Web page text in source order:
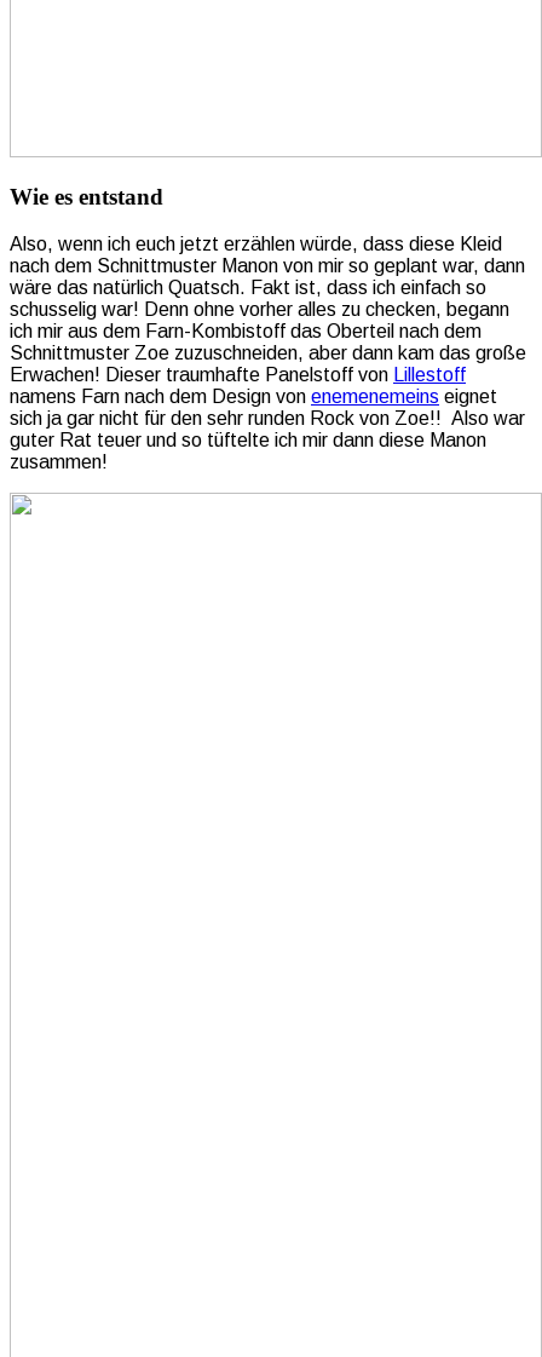
Wie es entstand
Also, wenn ich euch jetzt erzählen würde, dass diese Kleid
nach dem Schnittmuster Manon von mir so geplant war, dann
wäre das natürlich Quatsch. Fakt ist, dass ich einfach so
schusselig war! Denn ohne vorher alles zu checken, begann
ich mir aus dem Farn-Kombistoff das Oberteil nach dem
Schnittmuster Zoe zuzuschneiden, aber dann kam das große
Erwachen! Dieser traumhafte Panelstoff von Lillestoff
namens Farn nach dem Design von enemenemeins eignet
sich ja gar nicht für den sehr runden Rock von Zoe!! Also war
guter Rat teuer und so tüftelte ich mir dann diese Manon
zusammen!